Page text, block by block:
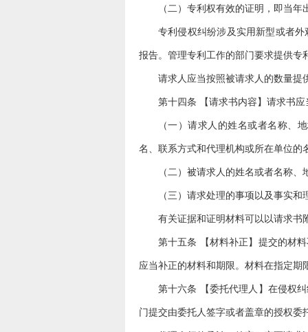
（二）专利权有效的证明，即当
专利侵权纠纷涉及实用新型或者
报告。管理专利工作的部门要求提供
请求人应当按照被请求人的数量提
第十四条 【请求书内容】请求书
（一）请求人的姓名或者名称、
名、联系方式和代理机构或所在单位的
（二）被请求人的姓名或者名称
（三）请求处理的事项以及事实和
有关证据和证明材料可以以请求
第十五条 【材料补正】提交的材
应当补正的材料和期限。材料在指定
第十六条 【委托代理人】在侵权
门提交由委托人签字或者盖章的授权